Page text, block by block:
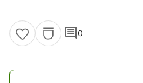
comment0